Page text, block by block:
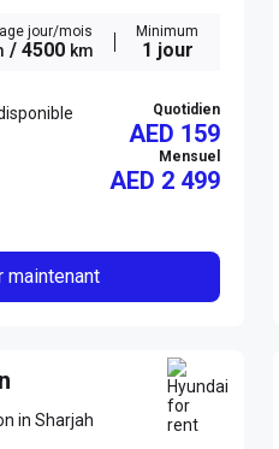
jour/mois
/ 4500 km
Minimum
1 jour
Quotidien
AED 159
Mensuel
AED 2 499
maintenant